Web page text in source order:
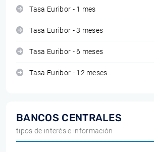
Tasa Euribor - 1 mes
Tasa Euribor - 3 meses
Tasa Euribor - 6 meses
Tasa Euribor - 12 meses
BANCOS CENTRALES
tipos de interés e información